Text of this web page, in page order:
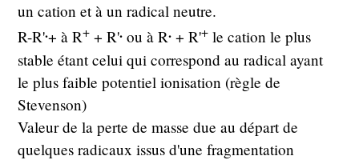
un cation et à un radical neutre.
R-R'.+ à R+ + R'. ou à R. + R'+ le cation le plus
stable étant celui qui correspond au radical ayant
le plus faible potentiel ionisation (règle de
Stevenson)
Valeur de la perte de masse due au départ de
quelques radicaux issus d'une fragmentation